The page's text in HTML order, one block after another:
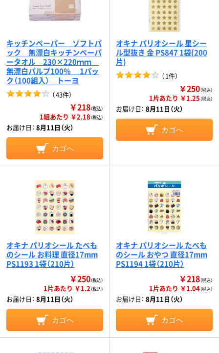
キッチンペーパー ソフトパ
ック 無漂白キッチンペーパ
ータオル 230×220ｍｍ
無漂白パルプ100％ 1パッ
ク（100組入） トーヨ
（43件）
￥218（税込）
1組あたり ￥2.18（税込）
お届け日： 8月11日（火）
カゴへ
オキナ パリオシール 星シー
ル型抜き 金 PS847 1袋(200
片)
（1件）
￥250（税込）
1片あたり ￥1.25（税込）
お届け日： 8月11日（火）
カゴへ
オキナ パリオシール たべも
のシール お料理 直径17mm
PS1193 1袋（210片）
￥250（税込）
1片あたり ￥1.2（税込）
お届け日： 8月11日（火）
カゴへ
オキナ パリオシール たべも
のシール おやつ 直径17mm
PS1194 1袋（210片）
￥218（税込）
1片あたり ￥1.04（税込）
お届け日： 8月11日（火）
カゴへ